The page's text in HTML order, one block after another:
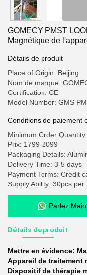
GOMECY PMST
Magnétique de
Détails de produit
Place of Origin: Beijing
Nom de marque:
Certification: CE
Model Number: GMS
Conditions de paiement
Minimum Order Quantity:
Prix: 1799-2099
Packaging Details:
Delivery Time: 3-5 days
Payment Terms: Credit
Supply Ability: 30pcs per
Parlez
Détails de produit
Mettre en évidence:
Appareil de traitement
Dispositif de thérapie